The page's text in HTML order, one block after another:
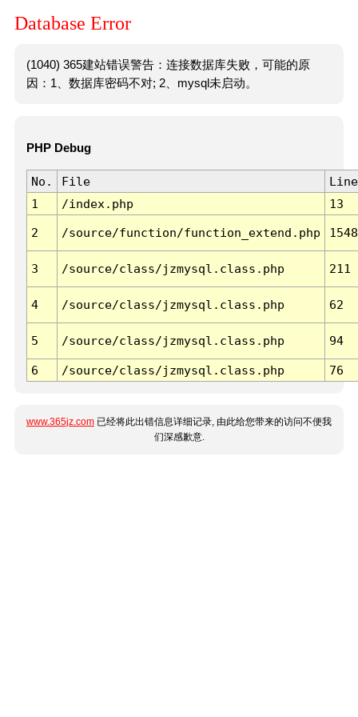
Database Error
(1040) 365建站错误警告：连接数据库失败，可能的原
因：1、数据库密码不对; 2、mysql未启动。
PHP Debug
No. File
Line
1
/index.php 13
2 /source/function/function_extend.php 1548
3 /source/class/jzmysql.class.php 211
4 /source/class/jzmysql.class.php 62
5 /source/class/jzmysql.class.php 94
6 /source/class/jzmysql.class.php 76
www.365jz.com 已经将此出错信息详细记录, 由此给您带来的访问不便我
们深感歉意.